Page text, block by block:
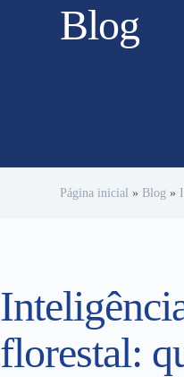
Blog
Página inicial » Blog »
florestal: